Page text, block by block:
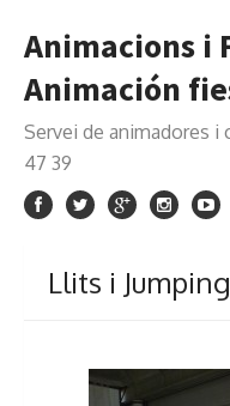
al
Animacions i
Animación
Servei de animadores i
47 39
Llits i Jumping